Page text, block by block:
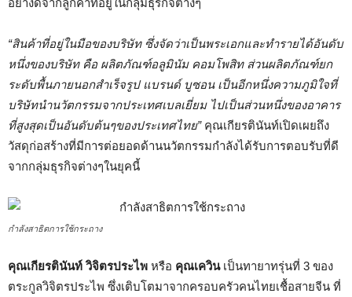
อย่างดีจากลูกค้าที่อยู่ในกลุ่มธุรกิจต่างๆ
“สินค้าที่อยู่ในมือของบริษัท ซึ่งจัดว่าเป็นพระเอกและทำรายได้อันดับ
หนึ่งของบริษัท คือ ผลิตภัณฑ์อลูมินัม คอมโพสิท ส่วนผลิตภัณฑ์ยก
ระดับพื้นภายนอกสำเร็จรูป แบรนด์ บูซอน เป็นอีกหนึ่งความภูมิใจที่
บริษัทนำนวัตกรรมจากประเทศเบลเยี่ยม ไปเป็นส่วนหนึ่งของอาคาร
ที่สูงสุดเป็นอันดับต้นๆของประเทศไทย”คุณเกียรตินันท์เปิดเผยถึง
วัสดุก่อสร้างที่มีการต่อยอดด้านนวัตกรรมกำลังได้รับการตอบรับที่ดี
จากกลุ่มธุรกิจต่างๆในยุคนี้
กำลังสาธิตการใช้กระถาง
คุณเกียรตินันท์ วิจิตรประไพ หรือ คุณเควินเป็นทายาทรุ่นที่ 3 ของ
ตระกูลวิจิตรประไพ ซึ่งเติบโตมาจากครอบครัวคนไทยเชื้อสายจีน ที่